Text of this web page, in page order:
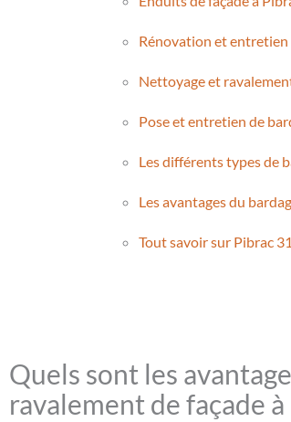
Rénovation et entretien
Nettoyage et
Pose et entretien de
Les différents types de
Les avantages du
Tout savoir sur Pibrac
Quels sont les
ravalement de façade à